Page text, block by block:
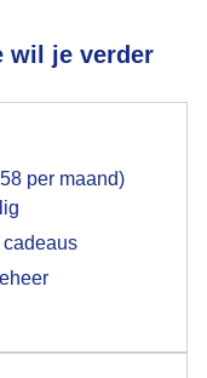
wil je verder
per maand)
cadeaus
op Vlieland
voor het
hebt gegeven,
browser waarin